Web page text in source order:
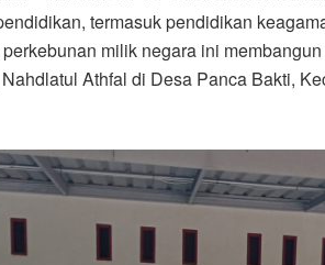
termasuk pendidikan
milik negara ini
Athfal di Desa Panca Bakti,